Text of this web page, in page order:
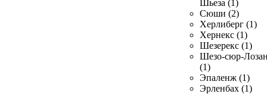
Шьеза (1)
Сюши (2)
Херлиберг (1)
Хернекс (1)
Шезерекс (1)
Шезо-сюр-
(1)
Эпаленж (1)
Эрленбах (1)